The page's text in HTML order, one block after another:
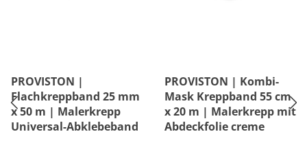
PROVISTON |
Flachkreppband 25 mm
x 50 m | Malerkrepp
Universal-Abklebeband
PROVISTON | Kombi-
Mask Kreppband 55 cm
x 20 m | Malerkrepp mit
Abdeckfolie creme